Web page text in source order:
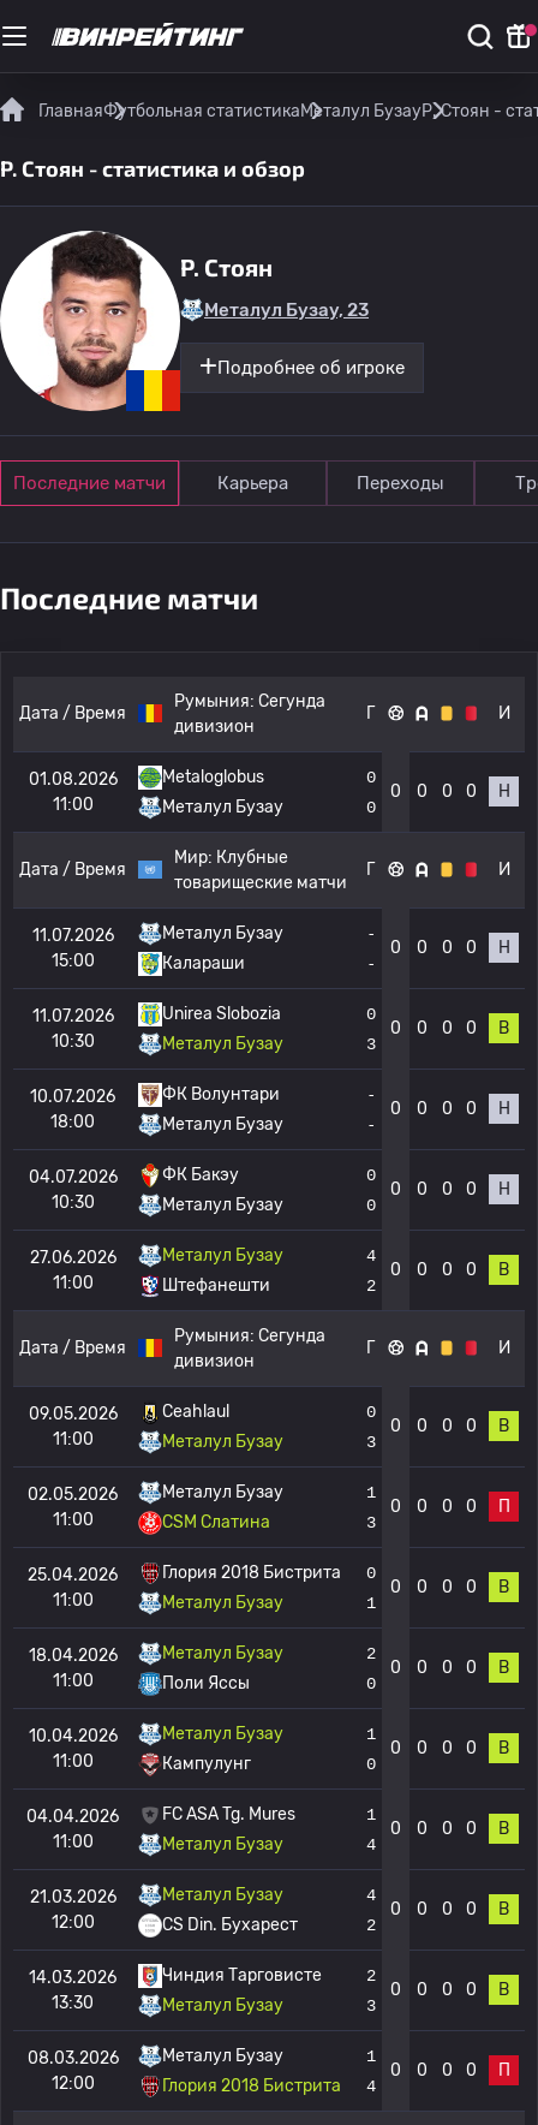
ГлавнаяФутбольная статистикаМеталул БузауР. Стоян -
Р. Стоян - статистика и обзор
Р. Стоян
Металул Бузау, 23
Подробнее об игроке
Последние матчи Карьера Переходы
Последние матчи
Дата / Время
Румыния: Сегунда
дивизион
Г И
01.08.2026
11:00
Metaloglobus
Металул Бузау
0
0
0 0 0 0 Н
Дата / Время
Мир: Клубные
товарищеские матчи
Г И
11.07.2026
15:00
Металул Бузау
Калараши
-
-
0 0 0 0 Н
11.07.2026
10:30
Unirea Slobozia
Металул Бузау
0
3
0 0 0 0 В
10.07.2026
18:00
ФК Волунтари
Металул Бузау
-
-
0 0 0 0 Н
04.07.2026
10:30
ФК Бакэу
Металул Бузау
0
0
0 0 0 0 Н
27.06.2026
11:00
Металул Бузау
Штефанешти
4
2
0 0 0 0 В
Дата / Время
Румыния: Сегунда
дивизион
Г И
09.05.2026
11:00
Ceahlaul
Металул Бузау
0
3
0 0 0 0 В
02.05.2026
11:00
Металул Бузау
CSM Слатина
1
3
0 0 0 0 П
25.04.2026
11:00
Глория 2018 Бистрита
Металул Бузау
0
1
0 0 0 0 В
18.04.2026
11:00
Металул Бузау
Поли Яссы
2
0
0 0 0 0 В
10.04.2026
11:00
Металул Бузау
Кампулунг
1
0
0 0 0 0 В
04.04.2026
11:00
FC ASA Tg. Mures
Металул Бузау
1
4
0 0 0 0 В
21.03.2026
12:00
Металул Бузау
CS Din. Бухарест
4
2
0 0 0 0 В
14.03.2026
13:30
Чиндия Тарговисте
Металул Бузау
2
3
0 0 0 0 В
08.03.2026
12:00
Металул Бузау
Глория 2018 Бистрита
1
4
0 0 0 0 П